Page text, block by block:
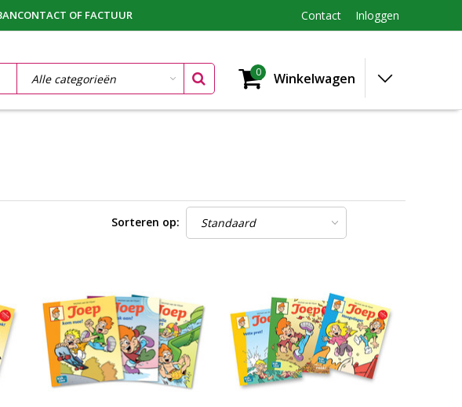
OF FACTUUR Contact Inloggen
0 Winkelwagen
Sorteren op: